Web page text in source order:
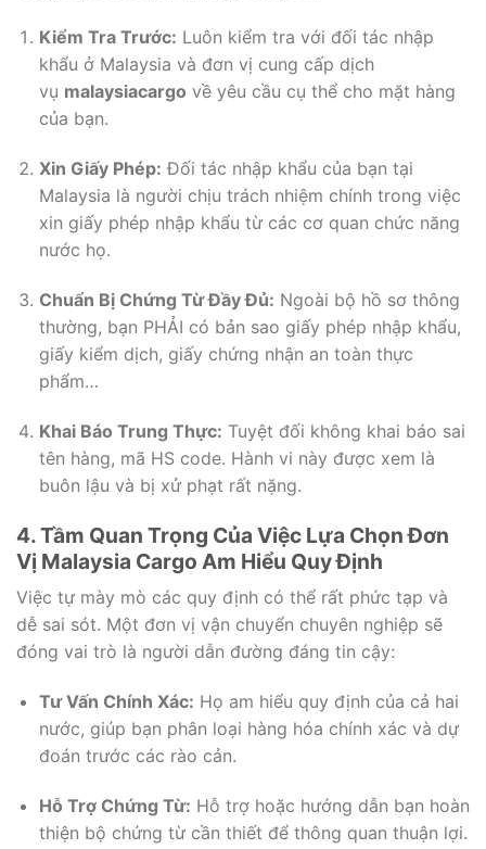
Kiểm Tra Trước: Luôn kiểm tra với đối tác nhập
khẩu ở Malaysia và đơn vị cung cấp dịch
vụ malaysiacargo về yêu cầu cụ thể cho mặt hàng
của bạn.
Xin Giấy Phép: Đối tác nhập khẩu của bạn tại
Malaysia là người chịu trách nhiệm chính trong việc
xin giấy phép nhập khẩu từ các cơ quan chức năng
nước họ.
Chuẩn Bị Chứng Từ Đầy Đủ: Ngoài bộ hồ sơ thông
thường, bạn PHẢI có bản sao giấy phép nhập khẩu,
giấy kiểm dịch, giấy chứng nhận an toàn thực
phẩm…
Khai Báo Trung Thực: Tuyệt đối không khai báo sai
tên hàng, mã HS code. Hành vi này được xem là
buôn lậu và bị xử phạt rất nặng.
4. Tầm Quan Trọng Của Việc Lựa Chọn Đơn
Vị Malaysia Cargo Am Hiểu Quy Định
Việc tự mày mò các quy định có thể rất phức tạp và
dễ sai sót. Một đơn vị vận chuyển chuyên nghiệp sẽ
đóng vai trò là người dẫn đường đáng tin cậy:
Tư Vấn Chính Xác: Họ am hiểu quy định của cả hai
nước, giúp bạn phân loại hàng hóa chính xác và dự
đoán trước các rào cản.
Hỗ Trợ Chứng Từ: Hỗ trợ hoặc hướng dẫn bạn hoàn
thiện bộ chứng từ cần thiết để thông quan thuận lợi.